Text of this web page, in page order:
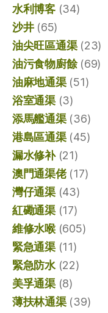
水利博客(34)
沙井(65)
油尖旺區通渠(23)
油污食物廚餘(69)
油麻地通渠(51)
浴室通渠(3)
添馬艦通渠(36)
港島區通渠(45)
漏水修补(21)
澳門通渠佬(17)
灣仔通渠(43)
紅磡通渠(17)
維修水喉(605)
緊急通渠(11)
緊急防水(22)
美孚通渠(8)
薄扶林通渠(39)